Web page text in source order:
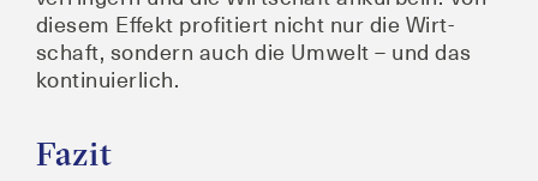
die­sem Effekt pro­fi­tiert nicht nur die Wirt­
schaft, son­dern auch die Umwelt – und das
kontinuierlich.
Fazit